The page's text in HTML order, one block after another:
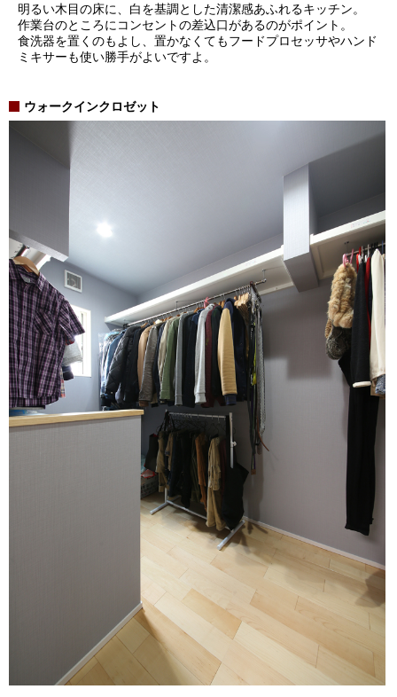
明るい木目の床に、白を基調とした清潔感あふれるキッチン。
作業台のところにコンセントの差込口があるのがポイント。
食洗器を置くのもよし、置かなくてもフードプロセッサやハンド
ミキサーも使い勝手がよいですよ。
ウォークインクロゼット